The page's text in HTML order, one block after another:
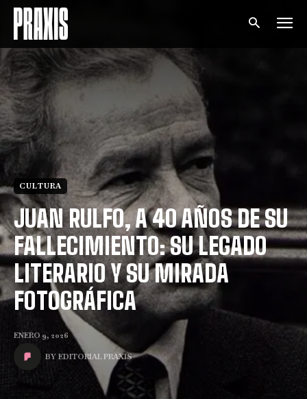
CULTURA
JUAN RULFO, A 40 AÑOS DE SU
FALLECIMIENTO: SU LEGADO
LITERARIO Y SU MIRADA
FOTOGRÁFICA
ENERO 9, 2026
BY EDITORIAL PRAXIS